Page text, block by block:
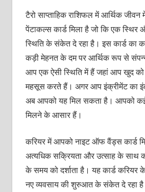
टैरो साप्‍ताहिक राशिफल में आर्थिक
पेंटाकल्‍स कार्ड मिला है जो कि एक स्थिर
स्थिति के संकेत दे रहा है। इस कार्ड का
कड़ी मेहनत के दम पर आर्थिक रूप से
आप एक ऐसी स्थिति में हैं जहां आप खुद
महसूस करते हैं। अगर आप इंक्रीमेंट का
अब आपको यह मिल सकता है। आपको कई
मिलने के आसार हैं।
करियर में आपको नाइट ऑफ वैंड्स कार्ड
अत्‍यधिक सक्रियता और उत्‍साह के साथ
के समय को दर्शाता है। यह कार्ड करियर
नए व्‍यवसाय की शुरुआत के संकेत दे रहा